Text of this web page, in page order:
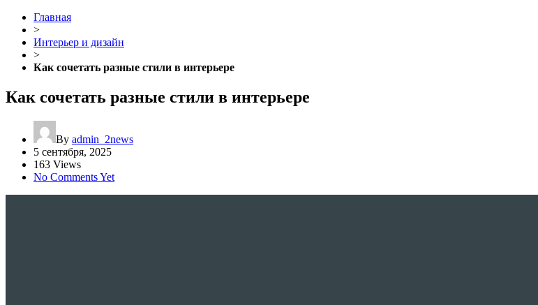
Главная
>
Интерьер и дизайн
>
Как сочетать разные стили в интерьере
Как сочетать разные стили в интерьере
By admin_2news
5 сентября, 2025
163 Views
No Comments Yet